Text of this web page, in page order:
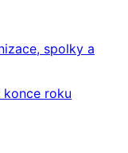
spolky a
roku